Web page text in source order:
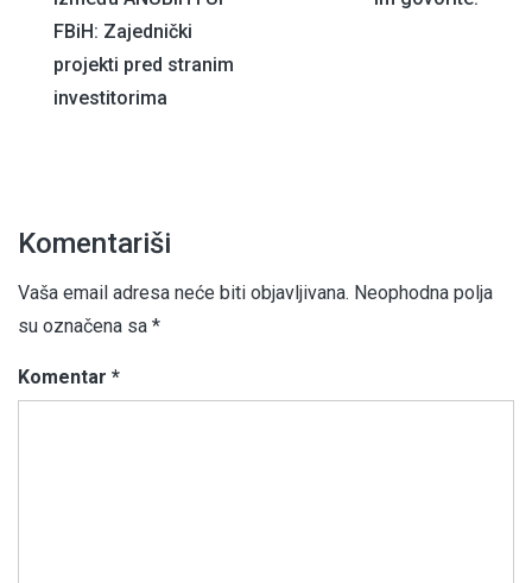
članaka
FBiH: Zajednički
projekti pred stranim
investitorima
Komentariši
Vaša email adresa neće biti objavljivana. Neophodna polja
su označena sa *
Komentar *